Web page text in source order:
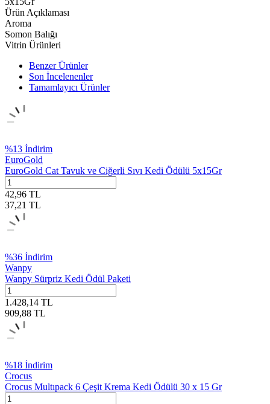
Ürün Açıklaması
Aroma
Somon Balığı
Vitrin Ürünleri
Benzer Ürünler
Son İncelenenler
Tamamlayıcı Ürünler
%13 İndirim
EuroGold
EuroGold Cat Tavuk ve Ciğerli Sıvı Kedi Ödülü 5x15Gr
42,96 TL
37,21 TL
%36 İndirim
Wanpy
Wanpy Sürpriz Kedi Ödül Paketi
1.428,14 TL
909,88 TL
%18 İndirim
Crocus
Crocus Multıpack 6 Çeşit Krema Kedi Ödülü 30 x 15 Gr